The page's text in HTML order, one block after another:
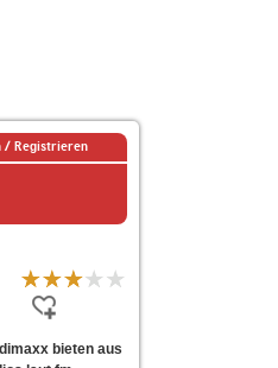
/ Registrieren
bieten aus